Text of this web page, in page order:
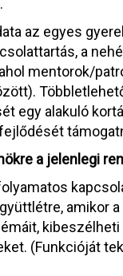
az egyes
a
mentorok/
egy alakuló
a jelenlegi
amikor
(Funkcióját